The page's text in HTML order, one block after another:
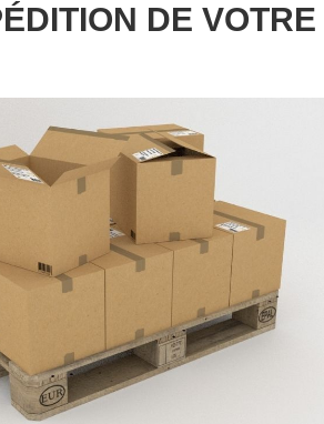
DE VOTRE